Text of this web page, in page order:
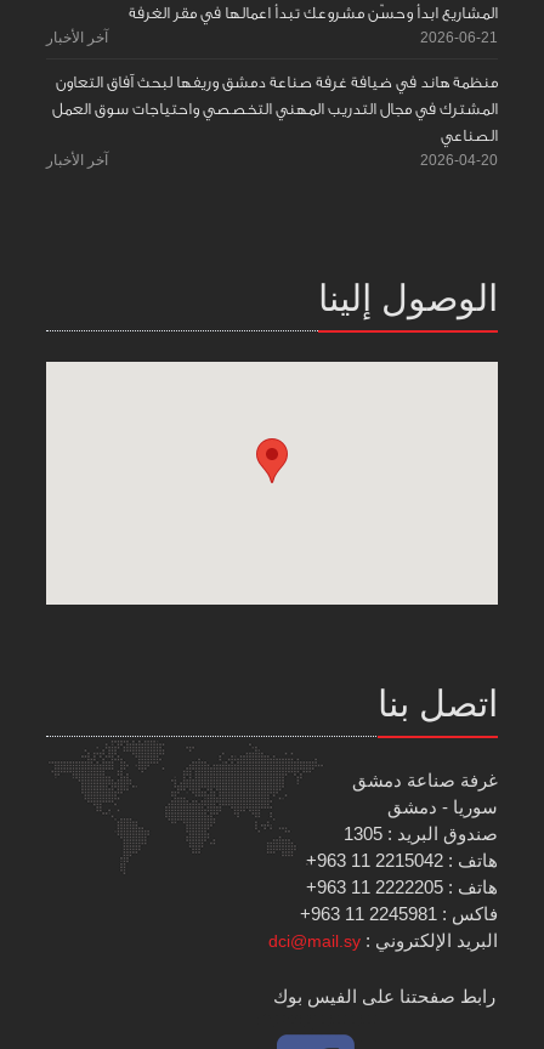
المشاريع ابدأ وحسّن مشروعك تبدأ اعمالها في مقر الغرفة
2026-06-21 آخر الأخبار
منظمة هاند في ضيافة غرفة صناعة دمشق وريفها لبحث آفاق التعاون
المشترك في مجال التدريب المهني التخصصي واحتياجات سوق العمل
الصناعي
2026-04-20 آخر الأخبار
الوصول إلينا
اتصل بنا
غرفة صناعة دمشق
سوريا - دمشق
صندوق البريد : 1305
هاتف : 2215042 11 963+
هاتف : 2222205 11 963+
فاكس : 2245981 11 963+
البريد الإلكتروني :dci@mail.sy
رابط صفحتنا على الفيس بوك